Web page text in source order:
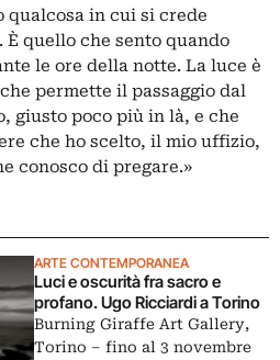
qualcosa in cui si crede
quello che sento quando
le ore della notte. La luce è
permette il passaggio dal
giusto poco più in là, e che
che ho scelto, il mio uffizio,
conosco di pregare.»
ARTE CONTEMPORANEA
Luci e oscurità fra sacro e
profano. Ugo Ricciardi a Torino
Burning Giraffe Art Gallery,
Torino ‒ fino al 3 novembre